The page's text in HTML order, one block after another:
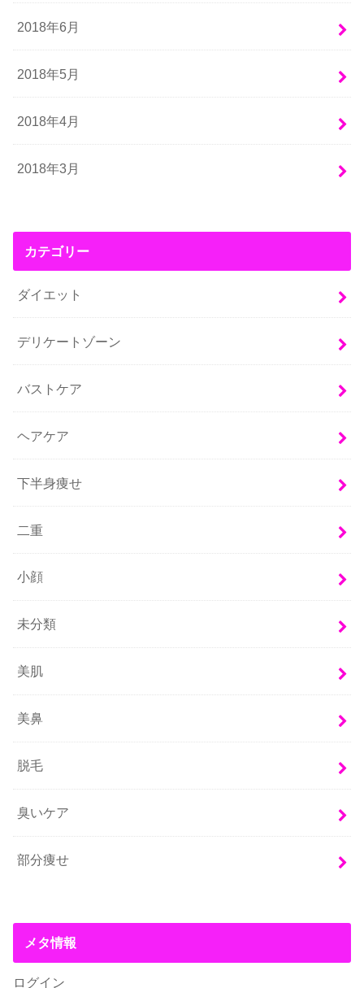
2018年6月
2018年5月
2018年4月
2018年3月
カテゴリー
ダイエット
デリケートゾーン
バストケア
ヘアケア
下半身痩せ
二重
小顔
未分類
美肌
美鼻
脱毛
臭いケア
部分痩せ
メタ情報
ログイン